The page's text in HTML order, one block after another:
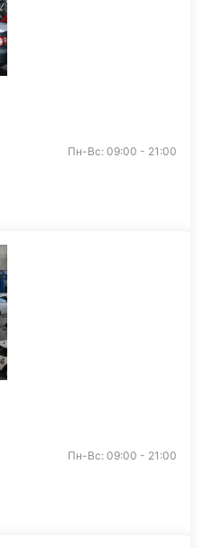
Пн-Вс: 09:00 - 21:00
Пн-Вс: 09:00 - 21:00